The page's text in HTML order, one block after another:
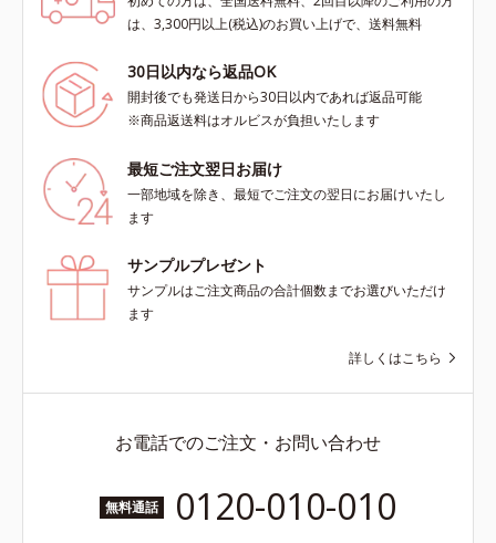
は、3,300円以上(税込)のお買い上げで、送料無料
30日以内なら返品OK
開封後でも発送日から30日以内であれば返品可能
※商品返送料はオルビスが負担いたします
最短ご注文翌日お届け
一部地域を除き、最短でご注文の翌日にお届けいたし
ます
サンプルプレゼント
サンプルはご注文商品の合計個数までお選びいただけ
ます
詳しくはこちら
お電話でのご注文・お問い合わせ
無料通話 0120-010-010